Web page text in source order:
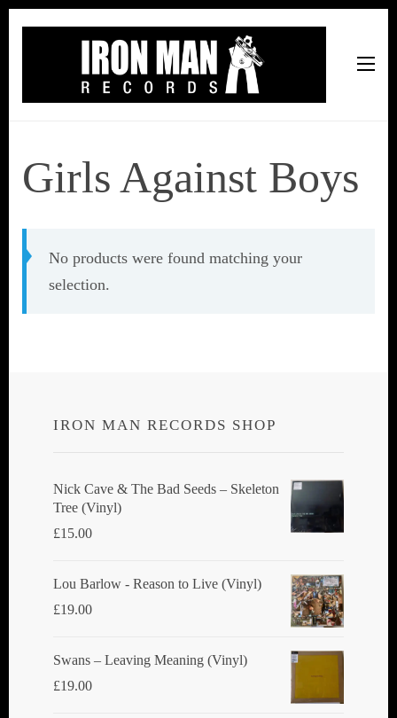
Girls Against Boys
No products were found matching your
selection.
IRON MAN RECORDS SHOP
Nick Cave & The Bad Seeds ‎– Skeleton
Tree (Vinyl)
£15.00
Lou Barlow - Reason to Live (Vinyl)
£19.00
Swans ‎– Leaving Meaning (Vinyl)
£19.00